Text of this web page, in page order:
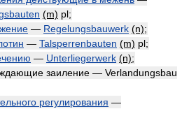
(m) pl;
— Regelungsbauwerk (n);
— Talsperrenbauten (m) pl;
— Unterliegerwerk (n);
заиление — Verlandungsbau
регулирования —